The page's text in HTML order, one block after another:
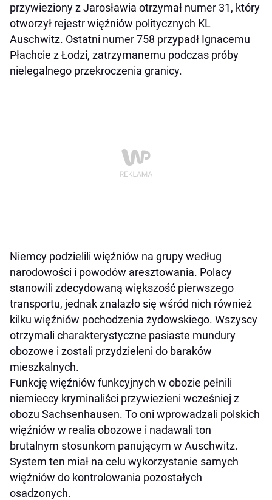
przywieziony z Jarosławia otrzymał numer 31, który
otworzył rejestr więźniów politycznych KL
Auschwitz. Ostatni numer 758 przypadł Ignacemu
Płachcie z Łodzi, zatrzymanemu podczas próby
nielegalnego przekroczenia granicy.
Niemcy podzielili więźniów na grupy według
narodowości i powodów aresztowania. Polacy
stanowili zdecydowaną większość pierwszego
transportu, jednak znalazło się wśród nich również
kilku więźniów pochodzenia żydowskiego. Wszyscy
otrzymali charakterystyczne pasiaste mundury
obozowe i zostali przydzieleni do baraków
mieszkalnych.
Funkcję więźniów funkcyjnych w obozie pełnili
niemieccy kryminaliści przywiezieni wcześniej z
obozu Sachsenhausen. To oni wprowadzali polskich
więźniów w realia obozowe i nadawali ton
brutalnym stosunkom panującym w Auschwitz.
System ten miał na celu wykorzystanie samych
więźniów do kontrolowania pozostałych
osadzonych.